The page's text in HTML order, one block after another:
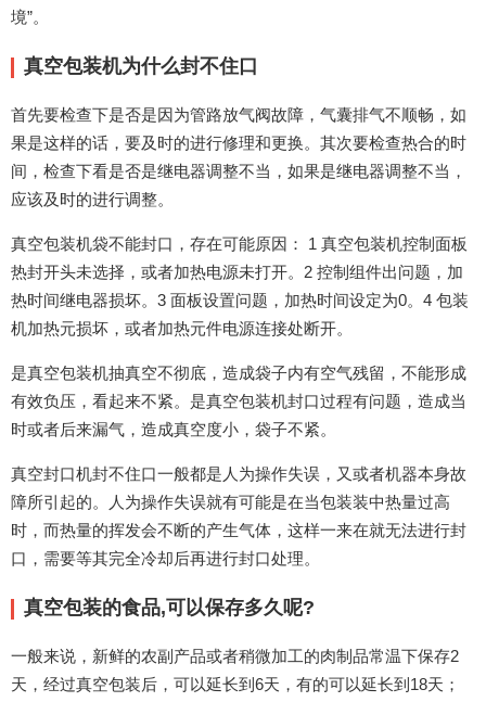
境”。
真空包装机为什么封不住口
首先要检查下是否是因为管路放气阀故障，气囊排气不顺畅，如
果是这样的话，要及时的进行修理和更换。其次要检查热合的时
间，检查下看是否是继电器调整不当，如果是继电器调整不当，
应该及时的进行调整。
真空包装机袋不能封口，存在可能原因： 1 真空包装机控制面板
热封开头未选择，或者加热电源未打开。2 控制组件出问题，加
热时间继电器损坏。3 面板设置问题，加热时间设定为0。4 包装
机加热元损坏，或者加热元件电源连接处断开。
是真空包装机抽真空不彻底，造成袋子内有空气残留，不能形成
有效负压，看起来不紧。是真空包装机封口过程有问题，造成当
时或者后来漏气，造成真空度小，袋子不紧。
真空封口机封不住口一般都是人为操作失误，又或者机器本身故
障所引起的。人为操作失误就有可能是在当包装装中热量过高
时，而热量的挥发会不断的产生气体，这样一来在就无法进行封
口，需要等其完全冷却后再进行封口处理。
真空包装的食品,可以保存多久呢?
一般来说，新鲜的农副产品或者稍微加工的肉制品常温下保存2
天，经过真空包装后，可以延长到6天，有的可以延长到18天；